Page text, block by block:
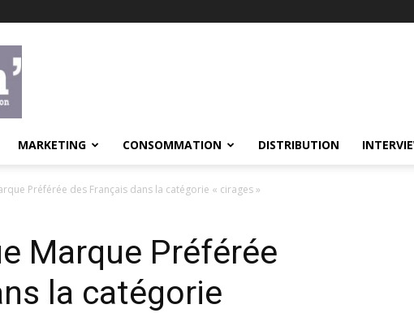
MARKETING CONSOMMATION DISTRIBUTION
Préférée des Français dans la catégorie « cirages »
Marque Préférée
la catégorie